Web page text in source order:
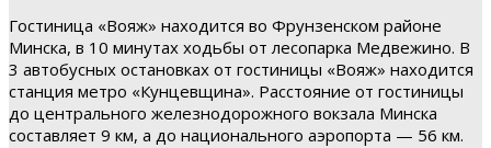
Гостиница «Вояж» находится во Фрунзенском районе
Минска, в 10 минутах ходьбы от лесопарка Медвежино. В
3 автобусных остановках от гостиницы «Вояж» находится
станция метро «Кунцевщина». Расстояние от гостиницы
до центрального железнодорожного вокзала Минска
составляет 9 км, а до национального аэропорта — 56 км.